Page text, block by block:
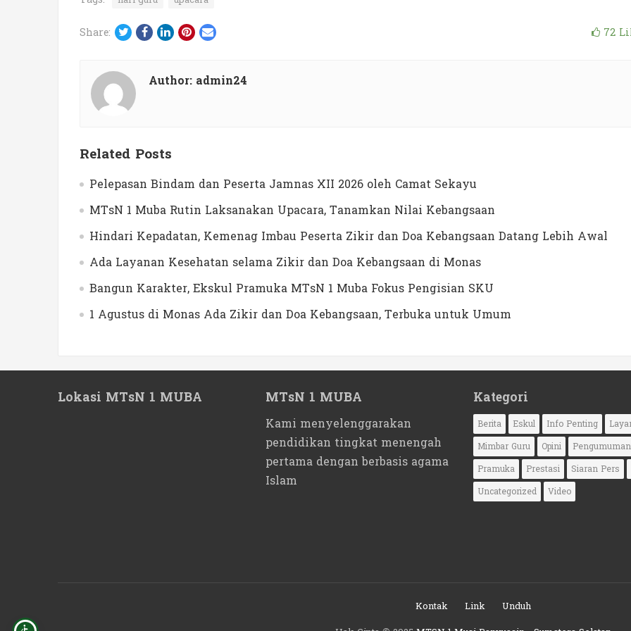
Share: Twitter
Facebook
LinkedIn
Pinterest
Email 72
Author: admin24
Related Posts
Pelepasan Bindam dan Peserta Jamnas XII 2026 oleh Camat Sekayu
MTsN 1 Muba Rutin Laksanakan Upacara, Tanamkan Nilai Kebangsaan
Hindari Kepadatan, Kemenag Imbau Peserta Zikir dan Doa Kebangsaan Datang Lebih Awal
Ada Layanan Kesehatan selama Zikir dan Doa Kebangsaan di Monas
Bangun Karakter, Ekskul Pramuka MTsN 1 Muba Fokus Pengisian SKU
1 Agustus di Monas Ada Zikir dan Doa Kebangsaan, Terbuka untuk Umum
Lokasi MTsN 1 MUBA MTsN 1 MUBA
Kami menyelenggarakan
pendidikan tingkat menengah
pertama dengan berbasis agama
Islam
Kategori
Berita Eskul Info Penting
Mimbar Guru
Opini
Pengumuman
Pramuka
Prestasi
Siaran Pers
Uncategorized
Video
Kontak Link
Unduh